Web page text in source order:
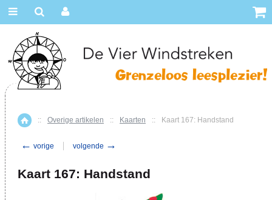
Home
:: Overige artikelen :: Kaarten :: Kaart 167: Handstand
← vorige volgende →
Kaart 167: Handstand